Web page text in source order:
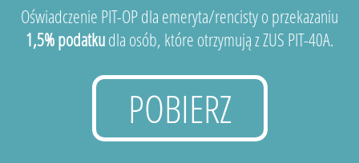
Oświadczenie PIT-OP dla emeryta/rencisty o przekazaniu
1,5% podatkudla osób, które otrzymują z ZUS PIT-40A.
POBIERZ